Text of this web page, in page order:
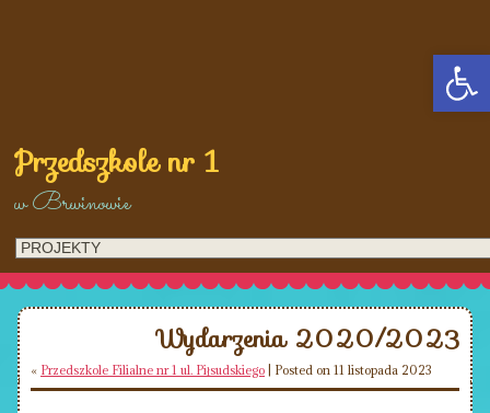
Przedszkole nr 1
w Brwinowie
Wydarzenia 2020/2023
« Przedszkole Filialne nr 1 ul. Piłsudskiego | Posted on 11 listopada 2023